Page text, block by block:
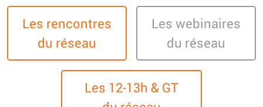
Les rencontres
du réseau
Les webinaires
du réseau
Les 12-13h & GT